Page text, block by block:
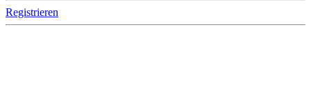
Registrieren